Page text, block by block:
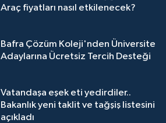
Araç fiyatları nasıl etkilenecek?
Bafra Çözüm Koleji'nden Üniversite
Adaylarına Ücretsiz Tercih Desteği
Vatandaşa eşek eti yedirdiler..
Bakanlık yeni taklit ve tağşiş listesini
açıkladı